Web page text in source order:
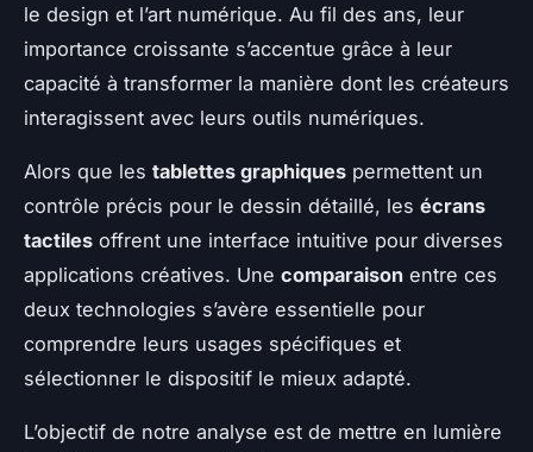
le design et l’art numérique. Au fil des ans, leur
importance croissante s’accentue grâce à leur
capacité à transformer la manière dont les créateurs
interagissent avec leurs outils numériques.
Alors que les tablettes graphiques permettent un
contrôle précis pour le dessin détaillé, les écrans
tactiles offrent une interface intuitive pour diverses
applications créatives. Une comparaison entre ces
deux technologies s’avère essentielle pour
comprendre leurs usages spécifiques et
sélectionner le dispositif le mieux adapté.
L’objectif de notre analyse est de mettre en lumière